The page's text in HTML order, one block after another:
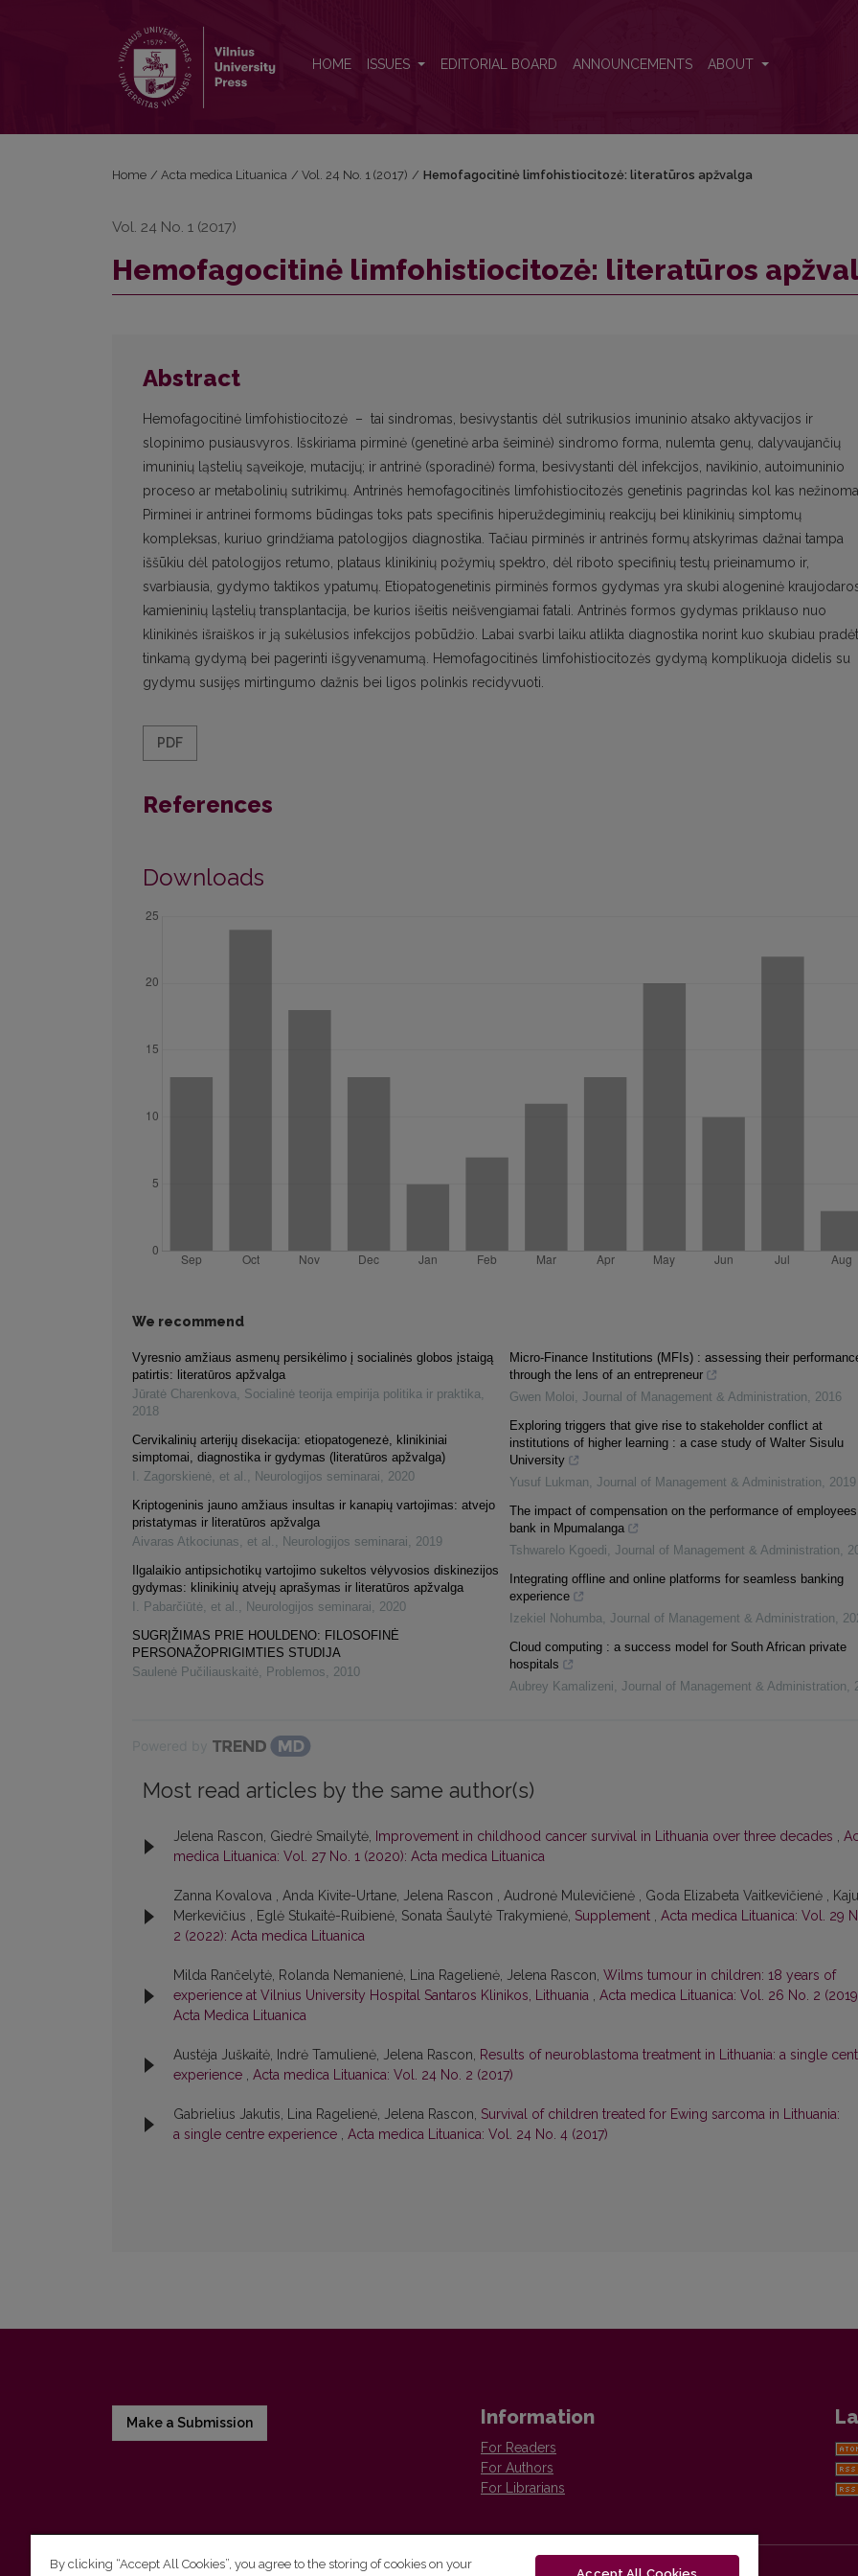
HOME ISSUES EDITORIAL BOARD ANNOUNCEMENTS ABOUT
Home / Acta medica Lituanica / Vol. 24 No. 1 (2017) / Hemofagocitinė limfohistiocitozė: literatūros apžvalga
Vol. 24 No. 1 (2017)
Hemofagocitinė limfohistiocitozė: literatūros
Abstract
Hemofagocitinė limfohistiocitozė – tai sindromas, besivystantis dėl sutrikusios imuninio atsako aktyvacijos ir
slopinimo pusiausvyros. Išskiriama pirminė (genetinė arba šeiminė) sindromo forma, nulemta genų, dalyvaujančių
imuninių ląstelių sąveikoje, mutacijų; ir antrinė (sporadinė) forma, besivystanti dėl infekcijos, navikinio, autoimuninio
proceso ar metabolinių sutrikimų. Antrinės hemofagocitinės limfohistiocitozės genetinis pagrindas kol kas
Pirminei ir antrinei formoms būdingas toks pats specifinis hiperuždegiminių reakcijų bei klinikinių simptomų
kompleksas, kuriuo grindžiama patologijos diagnostika. Tačiau pirminės ir antrinės formų atskyrimas dažnai tampa
iššūkiu dėl patologijos retumo, plataus klinikinių požymių spektro, dėl riboto specifinių testų prieinamumo ir,
svarbiausia, gydymo taktikos ypatumų. Etiopatogenetinis pirminės formos gydymas yra skubi alogeninė
kamieninių ląstelių transplantacija, be kurios išeitis neišvengiamai fatali. Antrinės formos gydymas priklauso nuo
klinikinės išraiškos ir ją sukėlusios infekcijos pobūdžio. Labai svarbi laiku atlikta diagnostika norint kuo skubiau
tinkamą gydymą bei pagerinti išgyvenamumą. Hemofagocitinės limfohistiocitozės gydymą komplikuoja didelis su
gydymu susijęs mirtingumo dažnis bei ligos polinkis recidyvuoti.
PDF
References
Downloads
We recommend
Vyresnio amžiaus asmenų persikėlimo į socialinės globos įstaigą
patirtis: literatūros apžvalga
Jūratė Charenkova, Socialinė teorija empirija politika ir praktika,
2018
Cervikalinių arterijų disekacija: etiopatogenezė, klinikiniai
simptomai, diagnostika ir gydymas (literatūros apžvalga)
I. Zagorskienė, et al. , Neurologijos seminarai, 2020
Kriptogeninis jauno amžiaus insultas ir kanapių vartojimas: atvejo
pristatymas ir literatūros apžvalga
Aivaras Atkociunas, et al. , Neurologijos seminarai, 2019
Ilgalaikio antipsichotikų vartojimo sukeltos vėlyvosios diskinezijos
gydymas: klinikinių atvejų aprašymas ir literatūros apžvalga
I. Pabarčiūtė, et al. , Neurologijos seminarai, 2020
SUGRĮŽIMAS PRIE HOULDENO: FILOSOFINĖ
PERSONAŽOPRIGIMTIES STUDIJA
Saulenė Pučiliauskaitė, Problemos, 2010
Micro-Finance Institutions (MFIs) : assessing their
through the lens of an entrepreneur
Gwen Moloi, Journal of Management & Administration, 2016
Exploring triggers that give rise to stakeholder conflict at
institutions of higher learning : a case study of Walter Sisulu
University
Yusuf Lukman, Journal of Management & Administration, 2019
The impact of compensation on the performance of
bank in Mpumalanga
Tshwarelo Kgoedi, Journal of Management & Administration,
Integrating offline and online platforms for seamless banking
experience
Izekiel Nohumba, Journal of Management & Administration,
Cloud computing : a success model for South African private
hospitals
Aubrey Kamalizeni, Journal of Management & Administration,
Most read articles by the same author(s)
Jelena Rascon, Giedrė Smailytė, Improvement in childhood cancer survival in Lithuania over three decades ,
medica Lituanica: Vol. 27 No. 1 (2020): Acta medica Lituanica
Zanna Kovalova , Anda Kivite-Urtane, Jelena Rascon , Audronė Mulevičienė , Goda Elizabeta Vaitkevičienė ,
Merkevičius , Eglė Stukaitė-Ruibienė, Sonata Šaulytė Trakymienė, Supplement , Acta medica Lituanica: Vol. 29
2 (2022): Acta medica Lituanica
Milda Rančelytė, Rolanda Nemanienė, Lina Ragelienė, Jelena Rascon, Wilms tumour in children: 18 years of
experience at Vilnius University Hospital Santaros Klinikos, Lithuania , Acta medica Lituanica: Vol. 26 No. 2
Acta Medica Lituanica
Austėja Juškaitė, Indrė Tamulienė, Jelena Rascon, Results of neuroblastoma treatment in Lithuania: a single
experience , Acta medica Lituanica: Vol. 24 No. 2 (2017)
Gabrielius Jakutis, Lina Ragelienė, Jelena Rascon, Survival of children treated for Ewing sarcoma in Lithuania:
a single centre experience , Acta medica Lituanica: Vol. 24 No. 4 (2017)
Make a Submission Information
For Readers
For Authors
For Librarians
By clicking “Accept All Cookies”, you agree to the storing of cookies on your